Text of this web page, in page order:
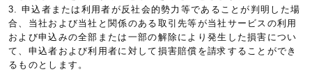
3. 申込者または利用者が反社会的勢力等であることが判明した場
合、当社および当社と関係のある取引先等が当社サービスの利用
および申込みの全部または一部の解除により発生した損害につい
て、申込者および利用者に対して損害賠償を請求することができ
るものとします。